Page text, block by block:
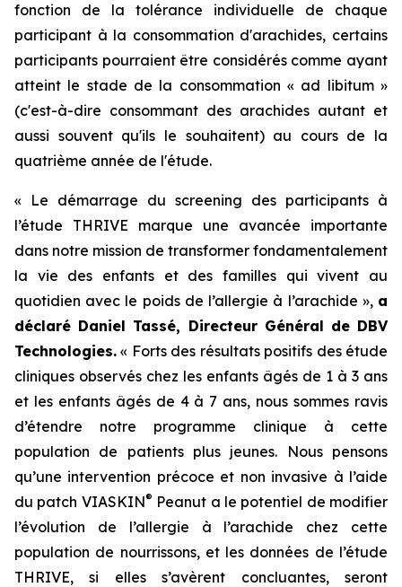
fonction de la tolérance individuelle de chaque
participant à la consommation d'arachides, certains
participants pourraient être considérés comme ayant
atteint le stade de la consommation « ad libitum »
(c'est-à-dire consommant des arachides autant et
aussi souvent qu'ils le souhaitent) au cours de la
quatrième année de l'étude.
« Le démarrage du screening des participants à
l’étude THRIVE marque une avancée importante
dans notre mission de transformer fondamentalement
la vie des enfants et des familles qui vivent au
quotidien avec le poids de l’allergie à l’arachide », a
déclaré Daniel Tassé, Directeur Général de DBV
Technologies. « Forts des résultats positifs des étude
cliniques observés chez les enfants âgés de 1 à 3 ans
et les enfants âgés de 4 à 7 ans, nous sommes ravis
d’étendre notre programme clinique à cette
population de patients plus jeunes. Nous pensons
qu’une intervention précoce et non invasive à l’aide
du patch VIASKIN® Peanut a le potentiel de modifier
l’évolution de l’allergie à l’arachide chez cette
population de nourrissons, et les données de l’étude
THRIVE, si elles s’avèrent concluantes, seront